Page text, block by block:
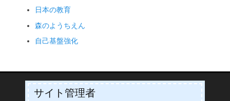
日本の教育
森のようちえん
自己基盤強化
サイト管理者